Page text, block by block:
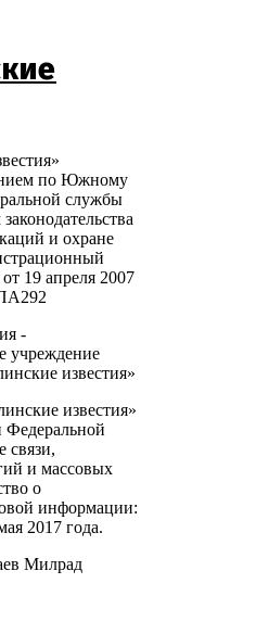
по Южному
службы
и охране
19 апреля 2007
-
учреждение
известия»
известия»
Федеральной
связи,
и массовых
о
информации:
2017 года.
Милрад